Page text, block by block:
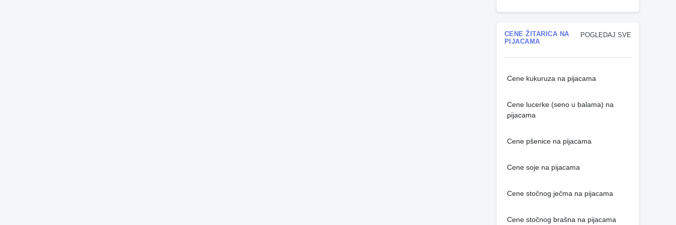
POGLEDAJ SVE
CENE ŽITARICA NA
PIJACAMA
Cene kukuruza na pijacama
Cene lucerke (seno u balama) na
pijacama
Cene pšenice na pijacama
Cene soje na pijacama
Cene stočnog ječma na pijacama
Cene stočnog brašna na pijacama